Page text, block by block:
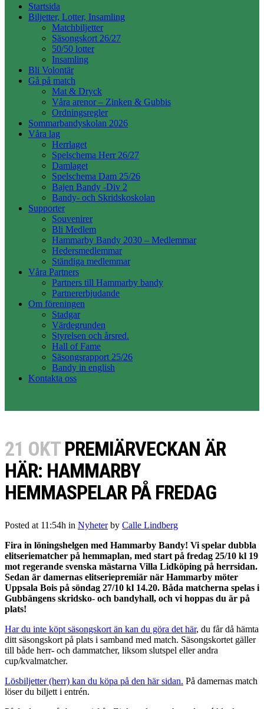
Startsida
Biljetter, Lotter, Insamling
Matchbiljetter
Säsongskort 26/27
50/50 lotter
Insamling
Bli Volontär
Gå på match
Mat & Dryck
Våra arenor – Zinken & Gubbis
Ordningsregler
Sommarbandyskolan 2026
Våra lag
Herrlaget
Spelschema Herr 26/27
Damlaget
Spelschema Dam 25/26
Bajen Bandy -Div 2
Bandy- och Skridskoskolan
Supporter
Souvenirer
Bli Medlem
Hammarby Bandy 2030 – Medlemmar
Hedersmedlemmar
Ständiga medlemmar
Våra Partners
Partners till Hammarby bandy
Partnererbjudande
Om föreningen
Stadgar
Värdegrunden
Styrelsen och årsred.
Hall of Fame
Säsongsrapport 25/26
Bandy in english
Kontakta oss
21 OKTPREMIÄRVECKAN ÄR
HÄR: HAMMARBY
HEMMASPELAR PÅ FREDAG
Posted at 11:54h in Nyheter by Calle Lindberg
Fira in löningshelgen med Hammarby Bandy! Vi spelar dubbla
elitseriematcher på hemmaplan, med start på fredag 25/10 kl 19
mot regerande svenska mästarna Villa Lidköping på herrsidan.
Sedan är damernas elitseriepremiär när Hammarby möter
Uppsala Bois på söndag 27/10 kl 14.20. Båda matcherna spelas i
Gubbängens skridsko- och bandyhall, och vi hoppas du är på
plats!
Har du inte köpt säsongskort än kan du göra det här, du får då hämta
ditt säsongskort på plats i samband med match. Säsongskortet gäller
till både herr- och dammatcher, liksom slutspel eller andra
cup/kvalmatcher.
Lösbiljetter (herr) kan du köpa på den här sidan. På damernas match
löser du biljett i entrén.